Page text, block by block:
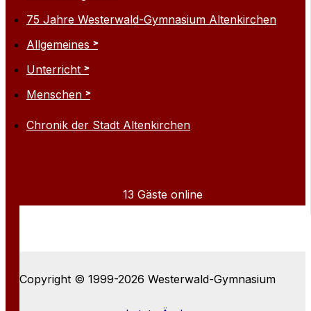
75 Jahre Westerwald-Gymnasium Altenkirchen
Allgemeines
Unterricht
Menschen
Chronik der Stadt Altenkirchen
13 Gäste online
Copyright © 1999-2026 Westerwald-Gymnasium